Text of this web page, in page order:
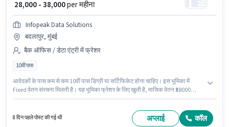
₹ 28,000 - 38,000per महीना
Infopeak Data Solutions
बदलापुर, मुंबई
बैक ऑफिस / डेटा एंट्री में फ्रेशर
10वीं पास
आवेदकों के पास कम से कम 10वीं पास डिग्री या सर्टिफिकेट होना चाहिए। इस भूमिका में
Fixed वेतन संरचना मिलती है। यह भूमिका फ्रेशर के लिए खुली है, मासिक वेतन ₹38000
एग्जीक्यूटिव के रूप में जुड़ें। यह वैकेंसी बदलापुर, मुंबई में है।
8 दिन पहले पोस्ट की गई थी अप्लाई कॉल